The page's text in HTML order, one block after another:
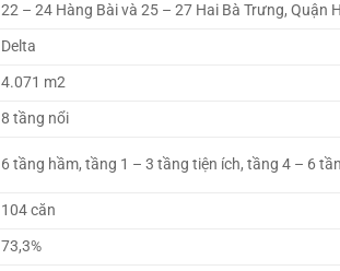
22 – 24 Hàng Bài và 25 – 27 Hai Bà Trưng, Quận
Delta
4.071 m2
8 tầng nổi
6 tầng hầm, tầng 1 – 3 tầng tiện ích, tầng 4 – 6
104 căn
73,3%